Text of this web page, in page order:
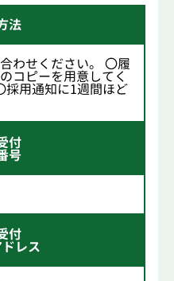
法
わせください。 〇履
コピーを用意してく
採用通知に1週間ほど
付
号
付
レス